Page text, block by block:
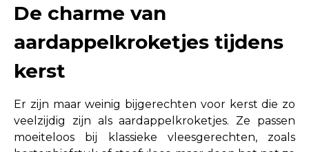
De charme van
aardappelkroketjes tijdens
kerst
Er zijn maar weinig bijgerechten voor kerst die zo
veelzijdig zijn als aardappelkroketjes. Ze passen
moeiteloos bij klassieke vleesgerechten, zoals